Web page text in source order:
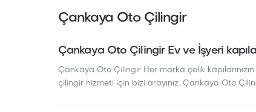
Çankaya Oto Çilingir
Çankaya Oto Çilingir Ev ve İşyeri
Çankaya Oto Çilingir Her marka çelik
çilingir hizmeti için bizi arayınız. Çankaya Oto